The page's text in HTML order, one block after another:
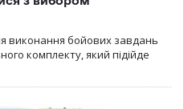
виконання бойових завдань
комплекту, який підійде